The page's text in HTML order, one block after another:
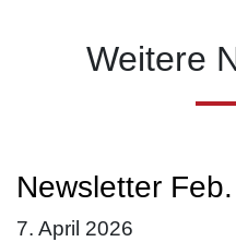
Weitere
Newsletter
7. April 2026